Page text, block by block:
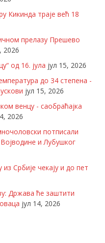
Кикинда траје већ 18
прелазу Прешево
2026
од 16. јула јул 15, 2026
до 34 степена -
јул 15, 2026
венцу - саобраћајка
2026
потписали
и Лубушког
Србије чекају и до пет
Држава ће заштити
јул 14, 2026